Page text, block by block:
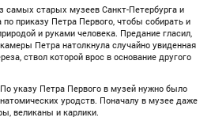
самых старых музеев Санкт-Петербурга и
приказу Петра Первого, чтобы собирать и
и руками человека. Предание гласил,
Петра натолкнула случайно увиденная
ствол которой врос в основание другого
указу Петра Первого в музей нужно было
уродств. Поначалу в музее даже
великаны и карлики.